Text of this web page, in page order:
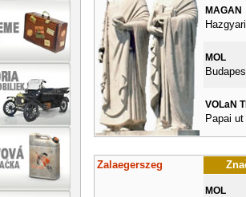
MAGAN
MOL
VOLaN
Papai ut
Zalaegerszeg
MOL